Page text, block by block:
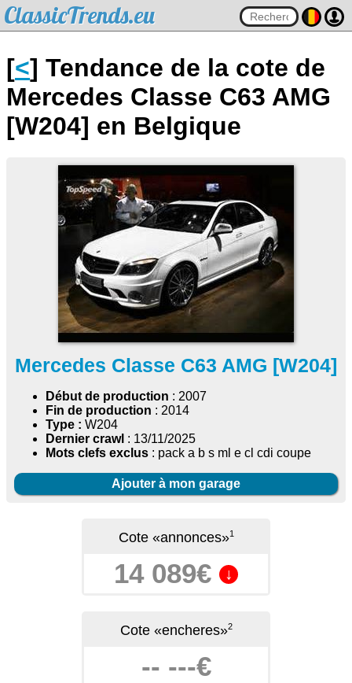
ClassicTrends.eu
[<] Tendance de la cote de
Mercedes Classe C63 AMG
[W204] en Belgique
Mercedes Classe C63 AMG [W204]
Début de production : 2007
Fin de production : 2014
Type : W204
Dernier crawl : 13/11/2025
Mots clefs exclus : pack a b s ml e cl cdi coupe
Ajouter à mon garage
Cote «annonces»1
14 089€ ↓
Cote «encheres»2
-- ---€